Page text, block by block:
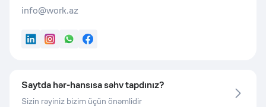
info@work.az
LinkedInInstagram
WhatsApp
Facebook
Saytda hər-hansısa səhv tapdınız?
Sizin rəyiniz bizim üçün önəmlidir